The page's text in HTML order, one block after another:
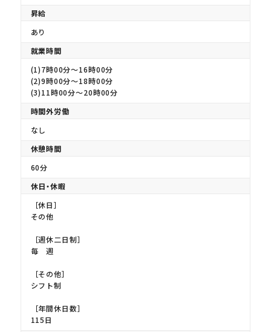
昇給
あり
就業時間
(1)7時00分〜16時00分
(2)9時00分〜18時00分
(3)11時00分〜20時00分
時間外労働
なし
休憩時間
60分
休日・休暇
［休日］
その他
［週休二日制］
毎 週
［その他］
シフト制
［年間休日数］
115日